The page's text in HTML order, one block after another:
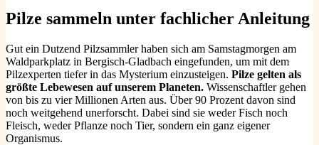
Pilze sammeln unter fachlicher Anleitung
Gut ein Dutzend Pilzsammler haben sich am Samstagmorgen am
Waldparkplatz in Bergisch-Gladbach eingefunden, um mit dem
Pilzexperten tiefer in das Mysterium einzusteigen. Pilze gelten als
größte Lebewesen auf unserem Planeten. Wissenschaftler gehen
von bis zu vier Millionen Arten aus. Über 90 Prozent davon sind
noch weitgehend unerforscht. Dabei sind sie weder Fisch noch
Fleisch, weder Pflanze noch Tier, sondern ein ganz eigener
Organismus.